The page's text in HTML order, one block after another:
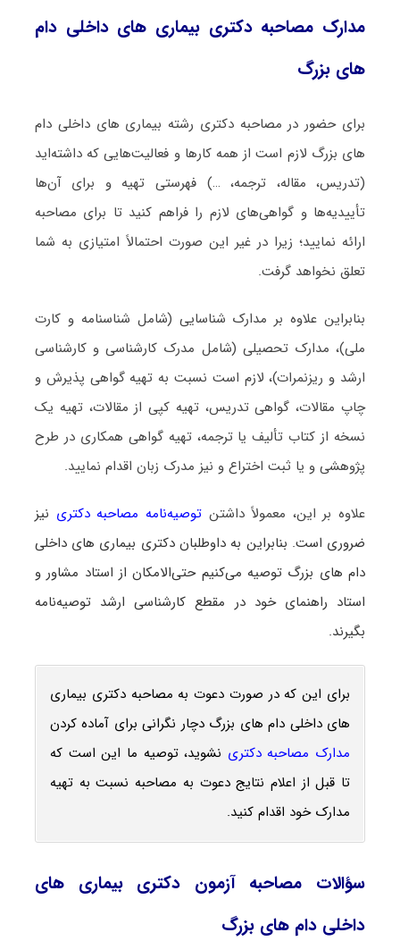
مدارک مصاحبه دکتری بیماری ‌های داخلی دام‌
های بزرگ
برای حضور در مصاحبه دکتری رشته بیماری ‌های داخلی دام‌
های بزرگ لازم است از همه کارها و فعالیت‌هایی که داشته‌اید
(تدریس، مقاله، ترجمه، …) فهرستی تهیه و برای آن‌ها
تأییدیه‌ها و گواهی‌های لازم را فراهم کنید تا برای مصاحبه
ارائه نمایید؛ زیرا در غیر این صورت احتمالاً امتیازی به شما
تعلق نخواهد گرفت.
بنابراین علاوه بر مدارک شناسایی (شامل شناسنامه و کارت
ملی)، مدارک تحصیلی (شامل مدرک کارشناسی و کارشناسی
ارشد و ریزنمرات)، لازم است نسبت به تهیه گواهی پذیرش و
چاپ مقالات، گواهی تدریس، تهیه کپی از مقالات، تهیه یک
نسخه از کتاب تألیف یا ترجمه، تهیه گواهی همکاری در طرح
پژوهشی و یا ثبت اختراع و نیز مدرک زبان اقدام نمایید.
علاوه بر این، معمولاً داشتنتوصیه‌نامه مصاحبه دکتری نیز
ضروری است. بنابراین به داوطلبان دکتری بیماری ‌های داخلی
دام‌ های بزرگ توصیه می‌کنیم حتی‌الامکان از استاد مشاور و
استاد راهنمای خود در مقطع کارشناسی ارشد توصیه‌نامه
بگیرند.
برای این که در صورت دعوت به مصاحبه دکتری بیماری
‌های داخلی دام‌ های بزرگ دچار نگرانی برای آماده کردن
مدارک مصاحبه دکتری نشوید، توصیه ما این است که
تا قبل از اعلام نتایج دعوت به مصاحبه نسبت به تهیه
مدارک خود اقدام کنید.
سؤالات مصاحبه آزمون دکتری بیماری ‌های
داخلی دام‌ های بزرگ